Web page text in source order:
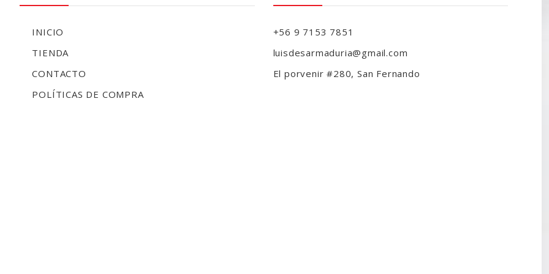
INICIO
TIENDA
CONTACTO
POLÍTICAS DE COMPRA
+56 9 7153 7851
luisdesarmaduria@gmail.com
El porvenir #280, San Fernando